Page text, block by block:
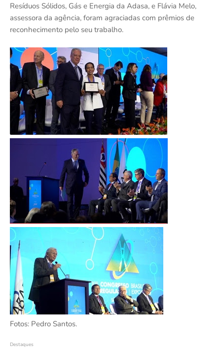
Resíduos Sólidos, Gás e Energia da Adasa, e Flávia Melo,
assessora da agência, foram agraciadas com prêmios de
reconhecimento pelo seu trabalho.
Fotos: Pedro Santos.
Destaques